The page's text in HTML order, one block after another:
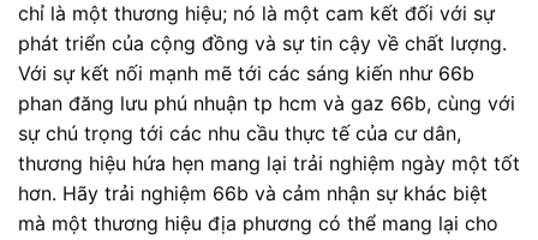
chỉ là một thương hiệu; nó là một cam kết đối với sự
phát triển của cộng đồng và sự tin cậy về chất lượng.
Với sự kết nối mạnh mẽ tới các sáng kiến như 66b
phan đăng lưu phú nhuận tp hcm và gaz 66b, cùng với
sự chú trọng tới các nhu cầu thực tế của cư dân,
thương hiệu hứa hẹn mang lại trải nghiệm ngày một tốt
hơn. Hãy trải nghiệm 66b và cảm nhận sự khác biệt
mà một thương hiệu địa phương có thể mang lại cho